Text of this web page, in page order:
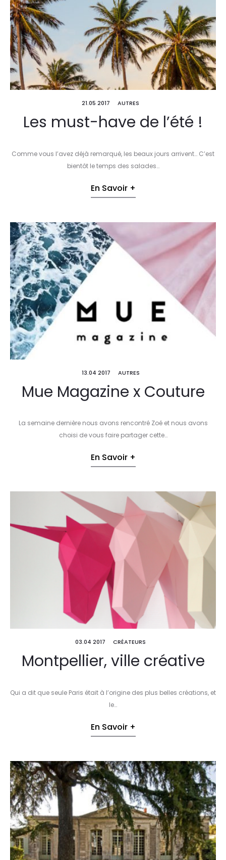
21.05 2017 AUTRES
Les must-have de l’été !
Comme vous l’avez déjà remarqué, les beaux jours arrivent… C’est
bientôt le temps des salades…
En Savoir +
13.04 2017 AUTRES
Mue Magazine x Couture
La semaine dernière nous avons rencontré Zoé et nous avons
choisi de vous faire partager cette…
En Savoir +
03.04 2017 CRÉATEURS
Montpellier, ville créative
Qui a dit que seule Paris était à l’origine des plus belles créations, et
le…
En Savoir +